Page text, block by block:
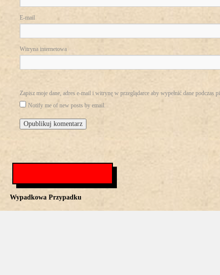
E-mail
Witryna internetowa
Zapisz moje dane, adres e-mail i witrynę w przeglądarce aby wypełnić dane podczas
Notify me of new posts by email.
Wypadkowa Przypadku